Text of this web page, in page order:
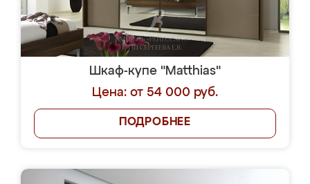
Шкаф-купе "Matthias"
Цена: от 54 000 руб.
ПОДРОБНЕЕ